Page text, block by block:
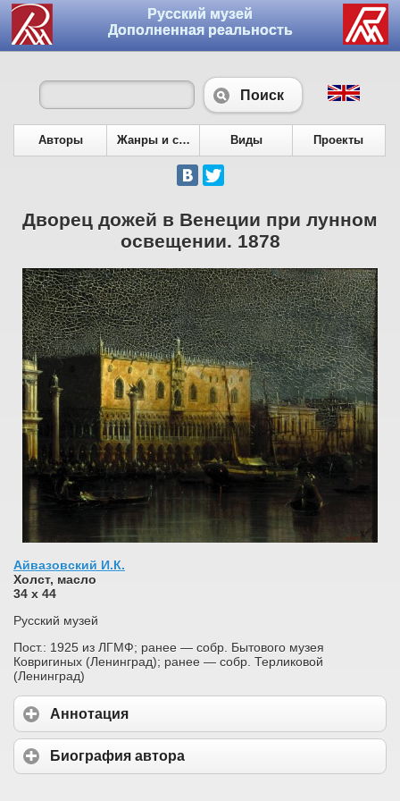
Русский музей
Дополненная реальность
Поиск
Авторы Жанры и сюжеты Виды Проекты
Дворец дожей в Венеции при лунном
освещении. 1878
Айвазовский И.К.
Холст, масло
34 x 44
Русский музей
Пост.: 1925 из ЛГМФ; ранее — собр. Бытового музея
Ковригиных (Ленинград); ранее — собр. Терликовой
(Ленинград)
Аннотация
Биография автора